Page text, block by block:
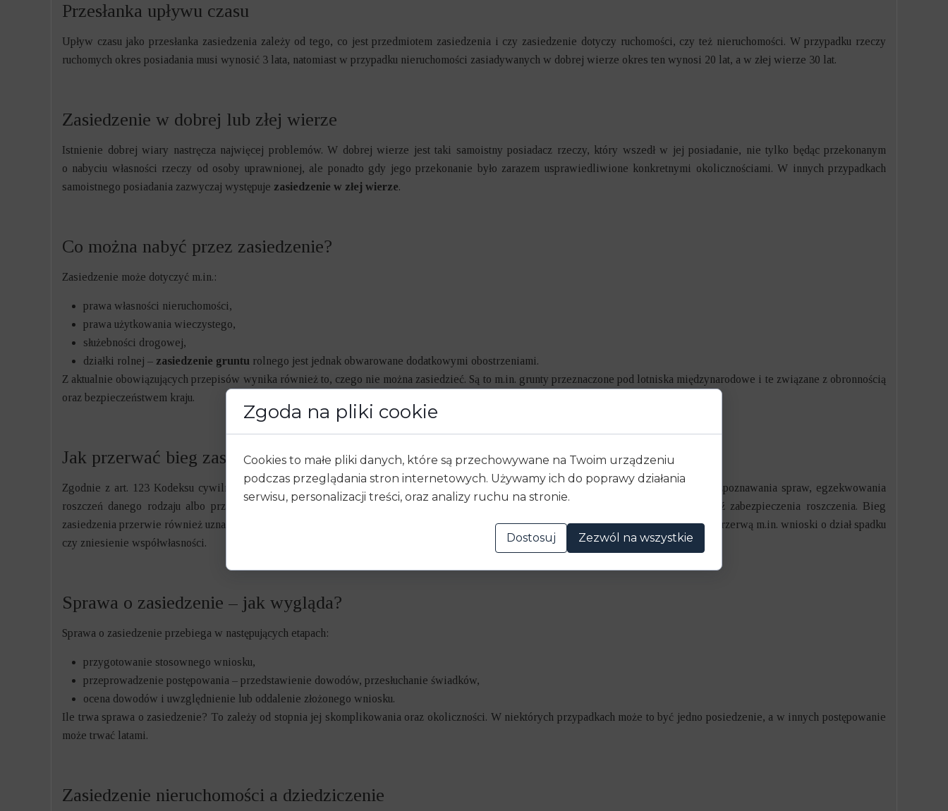
Przesłanka upływu czasu
Upływ czasu jako przesłanka zasiedzenia zależy od tego, co jest przedmiotem zasiedzenia i czy zasiedzenie dotyczy ruchomości, czy też nieruchomości. W przypadku rzeczy
ruchomych okres posiadania musi wynosić 3 lata, natomiast w przypadku nieruchomości zasiadywanych w dobrej wierze okres ten wynosi 20 lat, a w złej wierze 30 lat.
Zasiedzenie w dobrej lub złej wierze
Istnienie dobrej wiary nastręcza najwięcej problemów. W dobrej wierze jest taki samoistny posiadacz rzeczy, który wszedł w jej posiadanie, nie tylko będąc przekonanym
o nabyciu własności rzeczy od osoby uprawnionej, ale ponadto gdy jego przekonanie było zarazem usprawiedliwione konkretnymi okolicznościami. W innych przypadkach
samoistnego posiadania zazwyczaj występuje zasiedzenie w złej wierze.
Co można nabyć przez zasiedzenie?
Zasiedzenie może dotyczyć m.in.:
prawa własności nieruchomości,
prawa użytkowania wieczystego,
służebności drogowej,
działki rolnej – zasiedzenie gruntu rolnego jest jednak obwarowane dodatkowymi obostrzeniami.
Z aktualnie obowiązujących przepisów wynika również to, czego nie można zasiedzieć. Są to m.in. grunty przeznaczone pod lotniska międzynarodowe i te związane z obronnością
oraz bezpieczeństwem kraju.
Jak przerwać bieg zasiedzenia?
Zgodnie z art. 123 Kodeksu cywilnego bieg przedawnienia przerywa każda czynność przed sądem lub innym organem powołanym do rozpoznawania spraw, egzekwowania
roszczeń danego rodzaju albo przed sądem polubownym, przedsięwzięta bezpośrednio w celu dochodzenia, ustalenia, zaspokojenia bądź zabezpieczenia roszczenia. Bieg
zasiedzenia przerwie również uznanie roszczenia przez osobę, przeciwko której roszczenie przysługuje. Zatem w praktyce bieg zasiedzenia przerwą m.in. wnioski o dział spadku
czy zniesienie współwłasności.
Sprawa o zasiedzenie – jak wygląda?
Sprawa o zasiedzenie przebiega w następujących etapach:
przygotowanie stosownego wniosku,
przeprowadzenie postępowania – przedstawienie dowodów, przesłuchanie świadków,
ocena dowodów i uwzględnienie lub oddalenie złożonego wniosku.
Ile trwa sprawa o zasiedzenie? To zależy od stopnia jej skomplikowania oraz okoliczności. W niektórych przypadkach może to być jedno posiedzenie, a w innych postępowanie
może trwać latami.
Zasiedzenie nieruchomości a dziedziczenie
Zgoda na pliki cookie
Cookies to małe pliki danych, które są przechowywane na Twoim urządzeniu
podczas przeglądania stron internetowych. Używamy ich do poprawy działania
serwisu, personalizacji treści, oraz analizy ruchu na stronie.
Dostosuj Zezwól na wszystkie